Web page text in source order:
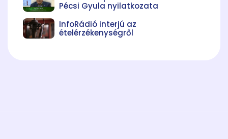
Pécsi Gyula nyilatkozata
InfoRádió interjú az
ételérzékenységről